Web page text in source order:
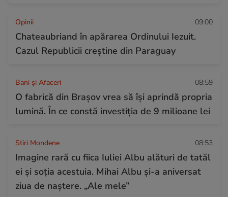
Opinii 09:00
Chateaubriand în apărarea Ordinului Iezuit.
Cazul Republicii creștine din Paraguay
Bani și Afaceri 08:59
O fabrică din Braşov vrea să îşi aprindă propria
lumină. În ce constă investiția de 9 milioane lei
Stiri Mondene 08:53
Imagine rară cu fiica Iuliei Albu alături de tatăl
ei și soția acestuia. Mihai Albu și-a aniversat
ziua de naștere. „Ale mele”